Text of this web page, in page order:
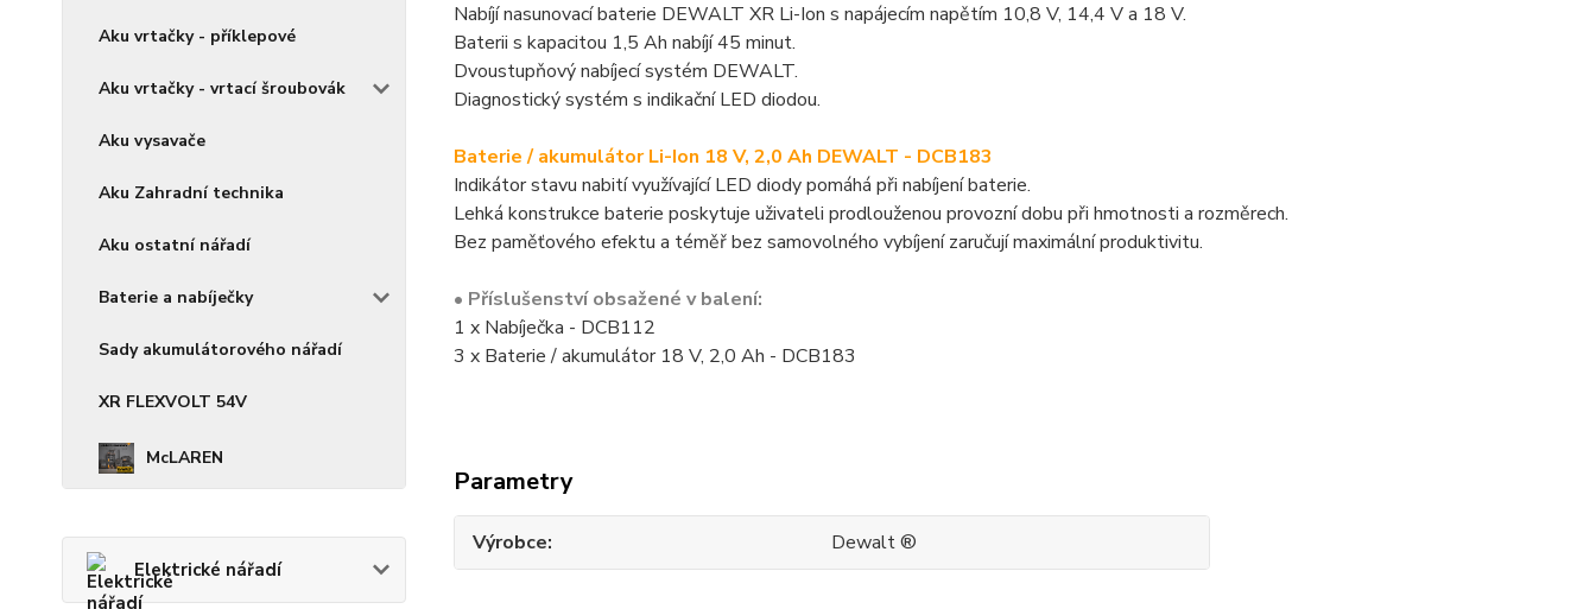
Aku vrtačky - příklepové
Aku vrtačky - vrtací šroubovák
Aku vysavače
Aku Zahradní technika
Aku ostatní nářadí
Baterie a nabíječky
Sady akumulátorového nářadí
XR FLEXVOLT 54V
McLAREN
Elektrické nářadí
Nabíjí nasunovací baterie DEWALT XR Li-Ion s napájecím napětím 10,8 V, 14,4 V a 18 V.
Baterii s kapacitou 1,5 Ah nabíjí 45 minut.
Dvoustupňový nabíjecí systém DEWALT.
Diagnostický systém s indikační LED diodou.
Baterie / akumulátor Li-Ion 18 V, 2,0 Ah DEWALT - DCB183
Indikátor stavu nabití využívající LED diody pomáhá při nabíjení baterie.
Lehká konstrukce baterie poskytuje uživateli prodlouženou provozní dobu při hmotnosti a rozměrech.
Bez paměťového efektu a téměř bez samovolného vybíjení zaručují maximální produktivitu.
• Příslušenství obsažené v balení:
1 x Nabíječka - DCB112
3 x Baterie / akumulátor 18 V, 2,0 Ah - DCB183
Parametry
Výrobce Dewalt ®